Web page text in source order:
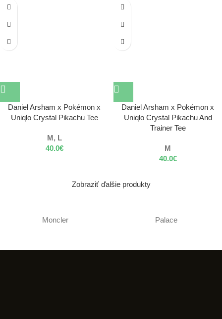
Daniel Arsham x Pokémon x
Uniqlo Crystal Pikachu Tee
M, L
40.0€
Daniel Arsham x Pokémon x
Uniqlo Crystal Pikachu And
Trainer Tee
M
40.0€
Zobraziť ďalšie produkty
Moncler Palace